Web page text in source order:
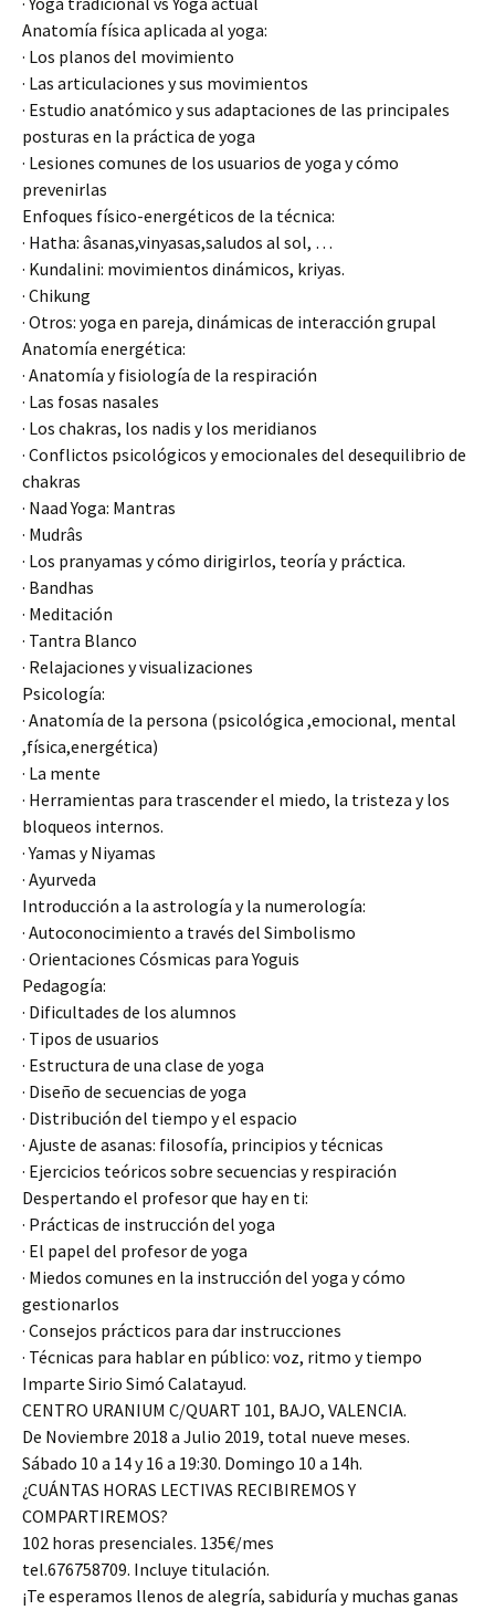
Anatomía física aplicada al yoga:
· Los planos del movimiento
· Las articulaciones y sus movimientos
· Estudio anatómico y sus adaptaciones de las principales
posturas en la práctica de yoga
· Lesiones comunes de los usuarios de yoga y cómo
prevenirlas
Enfoques físico-energéticos de la técnica:
· Hatha: âsanas,vinyasas,saludos al sol, …
· Kundalini: movimientos dinámicos, kriyas.
· Chikung
· Otros: yoga en pareja, dinámicas de interacción grupal
Anatomía energética:
· Anatomía y fisiología de la respiración
· Las fosas nasales
· Los chakras, los nadis y los meridianos
· Conflictos psicológicos y emocionales del desequilibrio de
chakras
· Naad Yoga: Mantras
· Mudrâs
· Los pranyamas y cómo dirigirlos, teoría y práctica.
· Bandhas
· Meditación
· Tantra Blanco
· Relajaciones y visualizaciones
Psicología:
· Anatomía de la persona (psicológica ,emocional, mental
,física,energética)
· La mente
· Herramientas para trascender el miedo, la tristeza y los
bloqueos internos.
· Yamas y Niyamas
· Ayurveda
Introducción a la astrología y la numerología:
· Autoconocimiento a través del Simbolismo
· Orientaciones Cósmicas para Yoguis
Pedagogía:
· Dificultades de los alumnos
· Tipos de usuarios
· Estructura de una clase de yoga
· Diseño de secuencias de yoga
· Distribución del tiempo y el espacio
· Ajuste de asanas: filosofía, principios y técnicas
· Ejercicios teóricos sobre secuencias y respiración
Despertando el profesor que hay en ti:
· Prácticas de instrucción del yoga
· El papel del profesor de yoga
· Miedos comunes en la instrucción del yoga y cómo
gestionarlos
· Consejos prácticos para dar instrucciones
· Técnicas para hablar en público: voz, ritmo y tiempo
Imparte Sirio Simó Calatayud.
CENTRO URANIUM C/QUART 101, BAJO, VALENCIA.
De Noviembre 2018 a Julio 2019, total nueve meses.
Sábado 10 a 14 y 16 a 19:30. Domingo 10 a 14h.
¿CUÁNTAS HORAS LECTIVAS RECIBIREMOS Y
COMPARTIREMOS?
102 horas presenciales. 135€/mes
tel.676758709. Incluye titulación.
¡Te esperamos llenos de alegría, sabiduría y muchas ganas